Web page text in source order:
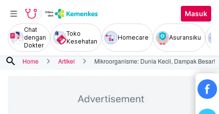
Masuk
Chat
dengan
Dokter
Toko
Kesehatan
Homecare Asuransiku
search Home Artikel Mikroorganisme: Dunia Kecil, Dampak Besar!